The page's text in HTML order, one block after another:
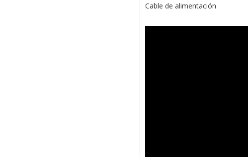
Cable de alimentación